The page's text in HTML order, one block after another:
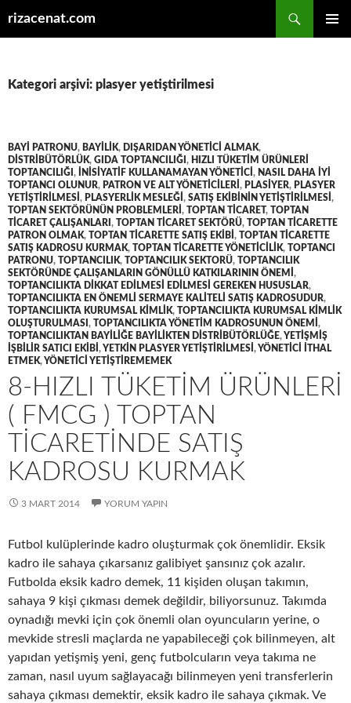
rizacenat.com
Kategori arşivi: plasyer yetiştirilmesi
BAYI PATRONU, BAYILIK, DIŞARIDAN YÖNETICI ALMAK,
DISTRIBÜTÖRLÜK, GIDA TOPTANCILIĞI , HIZLI TÜKETIM ÜRÜNLERI
TOPTANCILIĞI , INISIYATIF KULLANAMAYAN YÖNETICI , NASIL DAHA IYI
TOPTANCI OLUNUR, PATRON VE ALT YÖNETICILERI , PLASIYER, PLASYER
YETIŞTIRILMESI , PLASYERLIK MESLEĞI , SATIŞ EKIBININ YETIŞTIRILMESI ,
TOPTAN SEKTÖRÜNÜN PROBLEMLERI , TOPTAN TICARET, TOPTAN
TICARET ÇALIŞANLARI , TOPTAN TICARET SEKTÖRÜ, TOPTAN TICARETTE
PATRON OLMAK, TOPTAN TICARETTE SATIŞ EKIBI , TOPTAN TICARETTE
SATIŞ KADROSU KURMAK, TOPTAN TICARETTE YÖNETICILIK, TOPTANCI
PATRONU, TOPTANCILIK, TOPTANCILIK SEKTORÜ, TOPTANCILIK
SEKTÖRÜNDE ÇALIŞANLARIN GÖNÜLLÜ KATKILARININ ÖNEMI ,
TOPTANCILIKTA DIKKAT EDILMESI EDILMESI GEREKEN HUSUSLAR,
TOPTANCILIKTA EN ÖNEMLI SERMAYE KALITELI SATIŞ KADROSUDUR,
TOPTANCILIKTA KURUMSAL KIMLIK, TOPTANCILIKTA KURUMSAL KIMLIK
OLUŞTURULMASI , TOPTANCILIKTA YÖNETIM KADROSUNUN ÖNEMI ,
TOPTANCILIKTAN BAYILIĞE BAYILIKTEN DISTRIBÜTÖRLÜĞE,YETIŞMIŞ
IŞBILIR SATICI EKIBI ,YETKIN PLASYER YETIŞTIRILMESI ,YÖNETICI ITHAL
ETMEK,YÖNETICI YETIŞTIREMEMEK
8-HIZLI TÜKETIM ÜRÜNLERI
( FMCG ) TOPTAN
TICARETINDE SATIŞ
KADROSU KURMAK
3 MART 2014 YORUM YAPIN
Futbol kulüplerinde kadro oluşturmak çok önemlidir. Eksik
kadro ile sahaya çıkarsanız galibiyet şansınız çok azalır.
Futbolda eksik kadro demek, 11 kişiden oluşan takımın,
sahaya 9 kişi çıkması demek değildir, biliyorsunuz. Takımda
oynadığı mevki için çok önemli olan oyuncuların yerine, o
mevkide stresli maçlarda ne yapabileceği çok bilinmeyen, alt
yapıdan yetişmiş yeni, genç futbolcuların veya takıma ne
zaman, nasıl uyum sağlayacağı bilinmeyen yeni transferlerin
sahaya çıkması demektir, eksik kadro ile sahaya çıkmak. Ve